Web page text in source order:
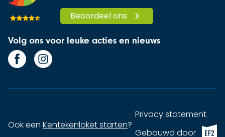
Beoordeel ons
Volg ons voor leuke acties en nieuws
Ook een Kentekenloket starten?
Privacy statement
Gebouwd doorEF2